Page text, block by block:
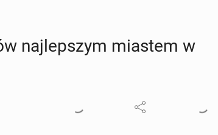
naj­lep­szym miastem w